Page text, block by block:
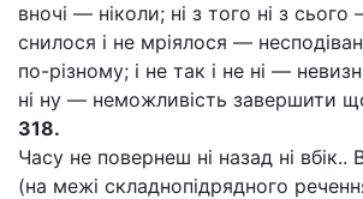
вночі — ніколи; ні з того ні з
снилося і не мріялося —
по-різному; і не так і не ні —
ні ну — неможливість завершити
318.
Часу не повернеш ні назад ні
(на межі складнопідрядного